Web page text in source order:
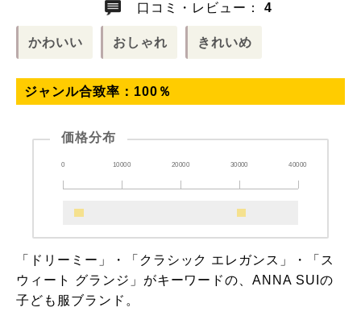
口コミ・レビュー： 4
かわいい おしゃれ きれいめ
ジャンル合致率： 100 ％
価格分布
0 10000 20000 30000 40000
「ドリーミー」・「クラシック エレガンス」・「ス
ウィート グランジ」がキーワードの、ANNA SUIの
子ども服ブランド。